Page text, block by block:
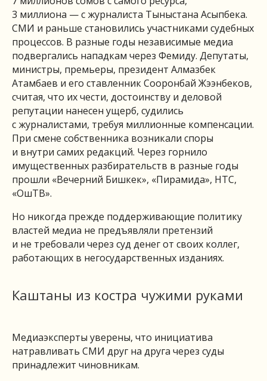
3 миллиона — с журналиста Тыныстана Асыпбека.
СМИ и раньше становились участниками судебных
процессов. В разные годы независимые медиа
подвергались нападкам через Фемиду. Депутаты,
министры, премьеры, президент Алмазбек
Атамбаев и его ставленник Сооронбай Жээнбеков,
считая, что их чести, достоинству и деловой
репутации нанесен ущерб, судились
с журналистами, требуя миллионные компенсации.
При смене собственника возникали споры
и внутри самих редакций. Через горнило
имущественных разбирательств в разные годы
прошли «Вечерний Бишкек», «Пирамида», НТС,
«ОшТВ».
Но никогда прежде поддерживающие политику
властей медиа не предъявляли претензий
и не требовали через суд денег от своих коллег,
работающих в негосударственных изданиях.
Каштаны из костра чужими руками
Медиаэксперты уверены, что инициатива
натравливать СМИ друг на друга через суды
принадлежит чиновникам.